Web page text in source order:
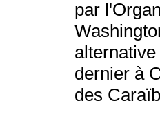
par
dernier à
des